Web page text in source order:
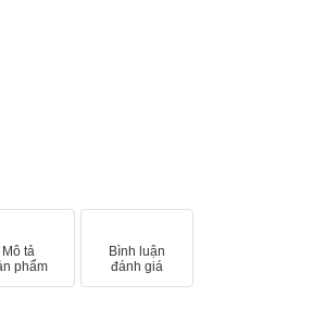
Mô tả
phẩm
Bình luận
đánh giá